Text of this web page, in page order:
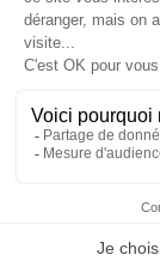
territoire
-
indiciaires
d'emplois